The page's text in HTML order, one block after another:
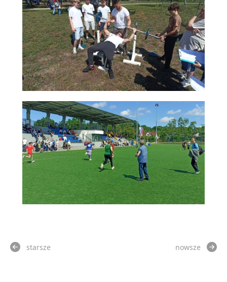
starsze nowsze